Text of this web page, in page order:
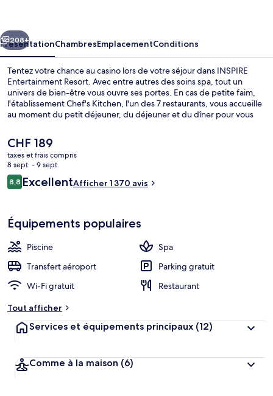
Suivant
208+
PrésentationChambresEmplacementConditions
Tentez votre chance au casino lors de votre séjour dans INSPIRE
Entertainment Resort. Avec entre autres des soins spa, tout un
univers de bien-être vous ouvre ses portes. En cas de petite faim,
l'établissement Chef's Kitchen, l'un des 7 restaurants, vous accueille
au moment du petit déjeuner, du déjeuner et du dîner pour vous
en outre 3 bars/lounges, un parc aquatique payant et une piscine
couverte. Les autres voyageurs adorent le personnel attentionné.
Le
prix
actuel
est
de
CHF 189
taxes et frais compris
8 sept. - 9 sept.
Avis
voyageurs
8,88,8 sur 10
ExcellentAfficher 1 370 avis
Équipements populaires
Piscine
Spa
Transfert aéroport
Parking gratuit
Wi-Fi gratuit
Restaurant
Tout afficher
Services et équipements principaux (12)
Comme à la maison (6)